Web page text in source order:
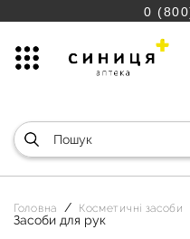
0
Головна Косметичні засоби
Засоби для рук